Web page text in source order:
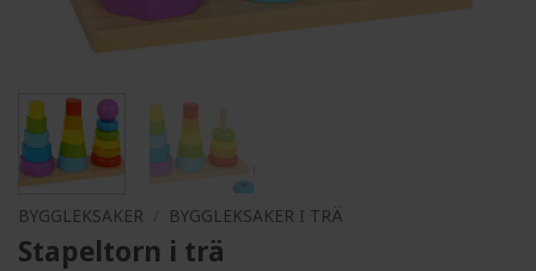
BYGGLEKSAKER BYGGLEKSAKER I TRÄ
Stapeltorn i trä